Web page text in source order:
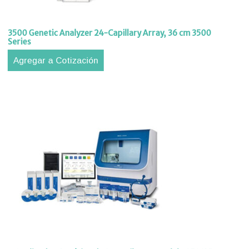
3500 Genetic Analyzer 24-Capillary Array, 36 cm 3500
Series
Agregar a Cotización